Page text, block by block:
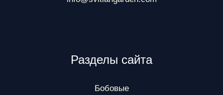
Разделы сайта
Бобовые